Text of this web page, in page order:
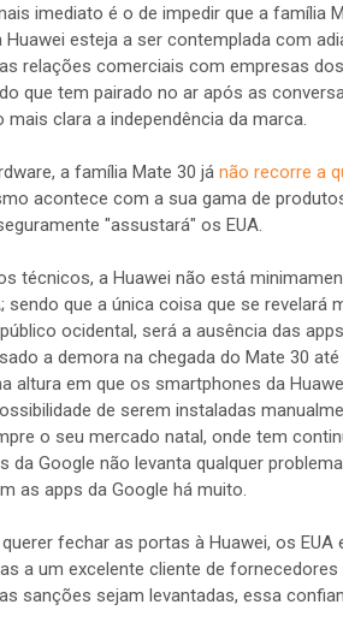
imediato é o de impedir que a família
Huawei esteja a ser contemplada com
relações comerciais com empresas
que tem pairado no ar após as
clara a independência da marca.
a família Mate 30 já não recorre a
acontece com a sua gama de
"assustará" os EUA.
técnicos, a Huawei não está
sendo que a única coisa que se revelará
ocidental, será a ausência das
a demora na chegada do Mate 30
altura em que os smartphones da
de serem instaladas
o seu mercado natal, onde tem
da Google não levanta qualquer
as apps da Google há muito.
fechar as portas à Huawei, os
a um excelente cliente de
sanções sejam levantadas, essa